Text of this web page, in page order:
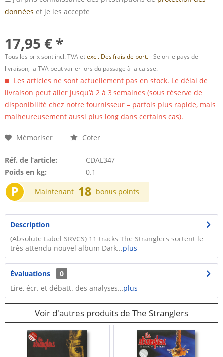
données et je les accepte
17,95 € *
Tous les prix sont incl. TVA etexcl. Des frais de port.- Selon le pays de
livraison, la TVA peut varier lors du passage à la caisse.
Les articles ne sont actuellement pas en stock. Le délai de
livraison peut aller jusqu’à 2 à 3 semaines (sous réserve de
disponibilité chez notre fournisseur – parfois plus rapide, mais
malheureusement aussi plus long dans certains cas).
Mémoriser Coter
Réf. de l’article:
CDAL347
Poids en kg:
0.1
P Maintenant 18 bonus points
Description
(Absolute Label SRVCS) 11 tracks The Stranglers sortent le
très attendu nouvel album Dark...plus
Évaluations
0
Lire, écr. et débatt. des analyses…plus
Voir d'autres produits de The Stranglers